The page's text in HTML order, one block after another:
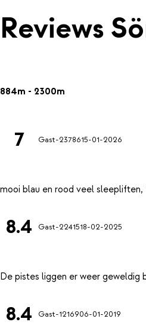
Reviews
884m - 2300m
7 Gast-2378615-01-2026
8.4 Gast-2241518-02-2025
8.4 Gast-1216906-01-2019